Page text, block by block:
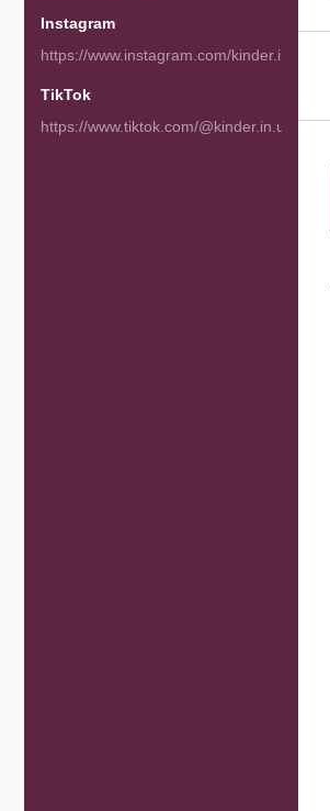
Instagram
https://www.instagram.com/kinder.in.ua/
TikTok
https://www.tiktok.com/@kinder.in.ua